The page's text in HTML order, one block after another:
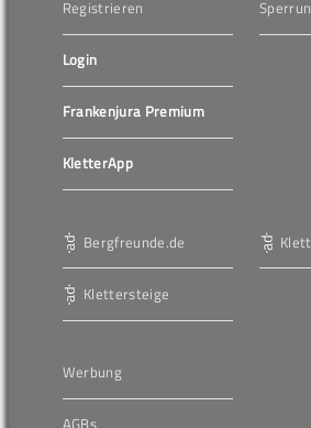
Registrieren
Login
Frankenjura Premium
KletterApp
Bergfreunde.de
Klettersteige
Werbung
AGBs